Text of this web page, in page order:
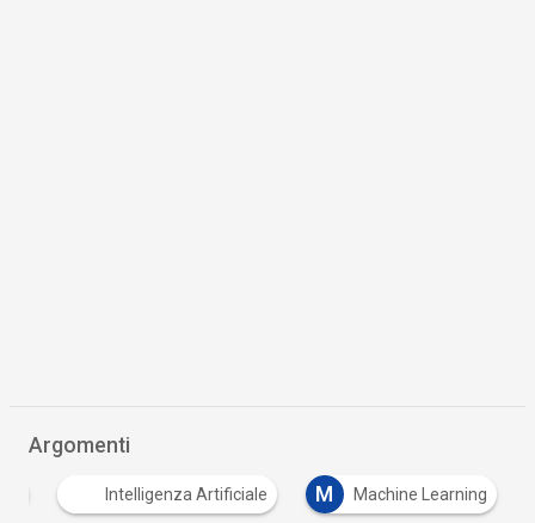
Argomenti
Intelligenza Artificiale M Machine Learning